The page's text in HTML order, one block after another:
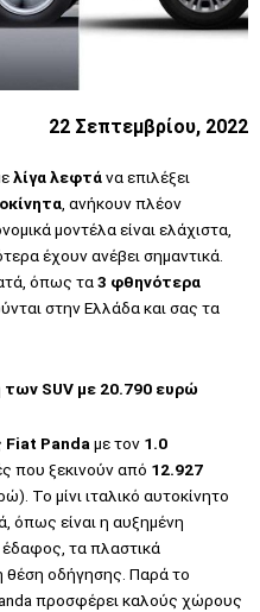
22 Σεπτεμβρίου, 2022
λίγα λεφτάνα επιλέξει
, ανήκουν πλέον
μοντέλα είναι ελάχιστα,
έχουν ανέβει σημαντικά.
όπως τα3 φθηνότερα
στην Ελλάδα και σας τα
SUV με 20.790 ευρώ
Fiat Panda με τον 1.0
που ξεκινούν από 12.927
Το μίνι ιταλικό αυτοκίνητο
όπως είναι η αυξημένη
τα πλαστικά
θέση οδήγησης. Παρά το
προσφέρει καλούς χώρους